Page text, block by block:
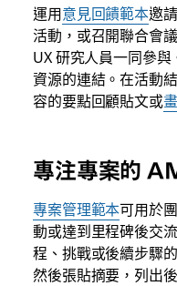
運用意見回饋範本邀
活動，或召開聯合會
UX 研究人員一同參
資源的連結。在活動
容的要點回顧貼文或
專注專案的
專案管理範本可用於
動或達到里程碑後交
程、挑戰或後續步驟
然後張貼摘要，列出